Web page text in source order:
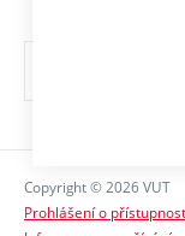
Ochrana osobních
Kontakty
Copyright © 2026 VUT
Prohlášení o